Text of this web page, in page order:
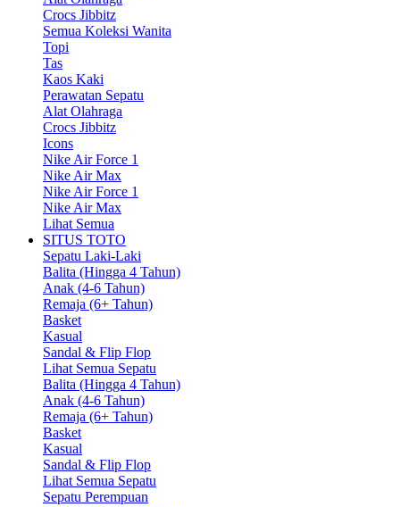
Crocs Jibbitz
Semua Koleksi Wanita
Topi
Tas
Kaos Kaki
Perawatan Sepatu
Alat Olahraga
Crocs Jibbitz
Icons
Nike Air Force 1
Nike Air Max
Nike Air Force 1
Nike Air Max
Lihat Semua
SITUS TOTO
Sepatu Laki-Laki
Balita (Hingga 4 Tahun)
Anak (4-6 Tahun)
Remaja (6+ Tahun)
Basket
Kasual
Sandal & Flip Flop
Lihat Semua Sepatu
Balita (Hingga 4 Tahun)
Anak (4-6 Tahun)
Remaja (6+ Tahun)
Basket
Kasual
Sandal & Flip Flop
Lihat Semua Sepatu
Sepatu Perempuan